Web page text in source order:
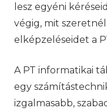
lesz egyéni
végig, mit
elképzeléseidet a
A PT informatikai
egy
izgalmasabb,